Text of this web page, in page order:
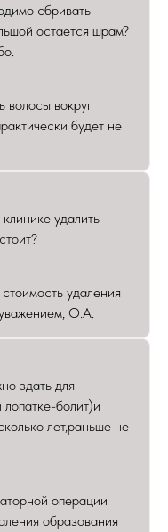
сбривать
остается шрам?
волосы вокруг
будет не
удалить
удаления
О.А.
здать для
болит)и
лет,раньше не
операции
образования